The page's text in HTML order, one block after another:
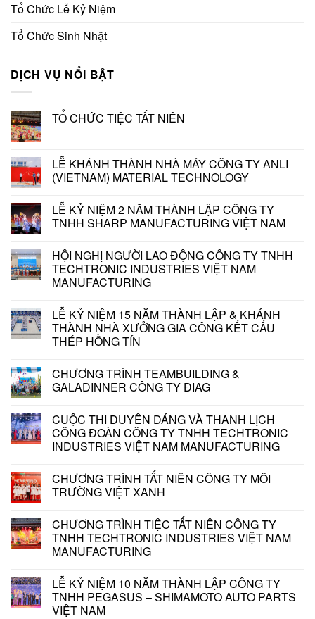
Tổ Chức Lễ Kỷ Niệm
Tổ Chức Sinh Nhật
DỊCH VỤ NỔI BẬT
TỔ CHỨC TIỆC TẤT NIÊN
LỄ KHÁNH THÀNH NHÀ MÁY CÔNG TY ANLI
(VIETNAM) MATERIAL TECHNOLOGY
LỄ KỶ NIỆM 2 NĂM THÀNH LẬP CÔNG TY
TNHH SHARP MANUFACTURING VIỆT NAM
HỘI NGHỊ NGƯỜI LAO ĐỘNG CÔNG TY TNHH
TECHTRONIC INDUSTRIES VIỆT NAM
MANUFACTURING
LỄ KỶ NIỆM 15 NĂM THÀNH LẬP & KHÁNH
THÀNH NHÀ XƯỞNG GIA CÔNG KẾT CẤU
THÉP HỒNG TÍN
CHƯƠNG TRÌNH TEAMBUILDING &
GALADINNER CÔNG TY ĐIAG
CUỘC THI DUYÊN DÁNG VÀ THANH LỊCH
CÔNG ĐOÀN CÔNG TY TNHH TECHTRONIC
INDUSTRIES VIỆT NAM MANUFACTURING
CHƯƠNG TRÌNH TẤT NIÊN CÔNG TY MÔI
TRƯỜNG VIỆT XANH
CHƯƠNG TRÌNH TIỆC TẤT NIÊN CÔNG TY
TNHH TECHTRONIC INDUSTRIES VIỆT NAM
MANUFACTURING
LỄ KỶ NIỆM 10 NĂM THÀNH LẬP CÔNG TY
TNHH PEGASUS – SHIMAMOTO AUTO PARTS
VIỆT NAM